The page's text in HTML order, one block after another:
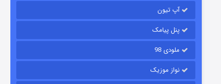
آپ تیون
پنل پیامک
ملودی 98
نواز موزیک